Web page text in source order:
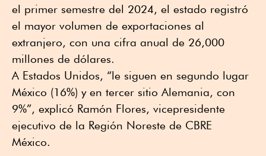
el primer semestre del 2024, el estado registró
el mayor volumen de exportaciones al
extranjero, con una cifra anual de 26,000
millones de dólares.
A Estados Unidos, “le siguen en segundo lugar
México (16%) y en tercer sitio Alemania, con
9%”, explicó Ramón Flores, vicepresidente
ejecutivo de la Región Noreste de CBRE
México.